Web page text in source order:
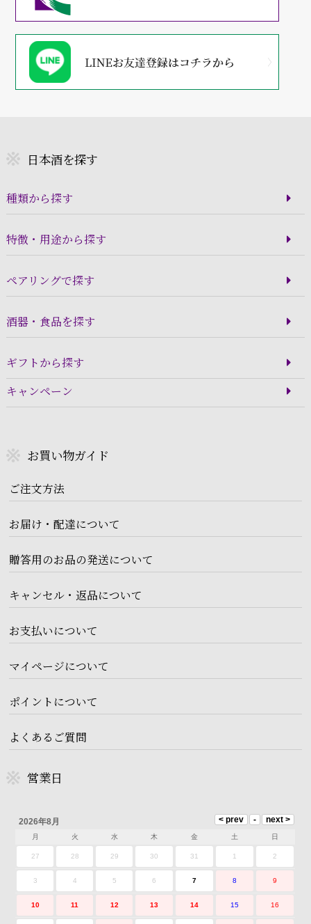
日本酒を探す
種類から探す
特徴・用途から探す
ペアリングで探す
酒器・食品を探す
ギフトから探す
キャンペーン
お買い物ガイド
ご注文方法
お届け・配達について
贈答用のお品の発送について
キャンセル・返品について
お支払いについて
マイページについて
ポイントについて
よくあるご質問
営業日
2026年8月
月 火 水 木 金 土 日
27 28 29 30 31 1 2
3 4 5 6 7 8 9
10 11 12 13 14 15 16